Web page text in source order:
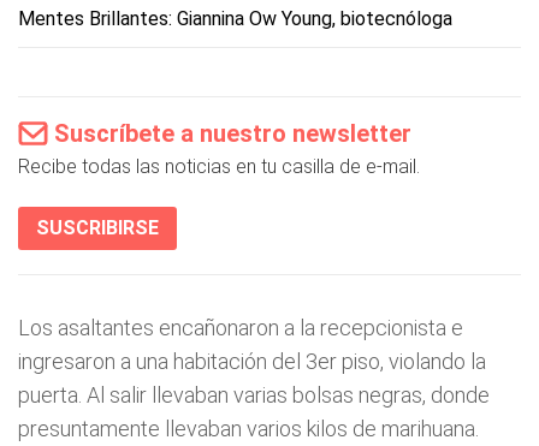
Mentes Brillantes: Giannina Ow Young, biotecnóloga
Suscríbete a nuestro newsletter
Recibe todas las noticias en tu casilla de e-mail.
SUSCRIBIRSE
Los asaltantes encañonaron a la recepcionista e
ingresaron a una habitación del 3er piso, violando la
puerta. Al salir llevaban varias bolsas negras, donde
presuntamente llevaban varios kilos de marihuana.